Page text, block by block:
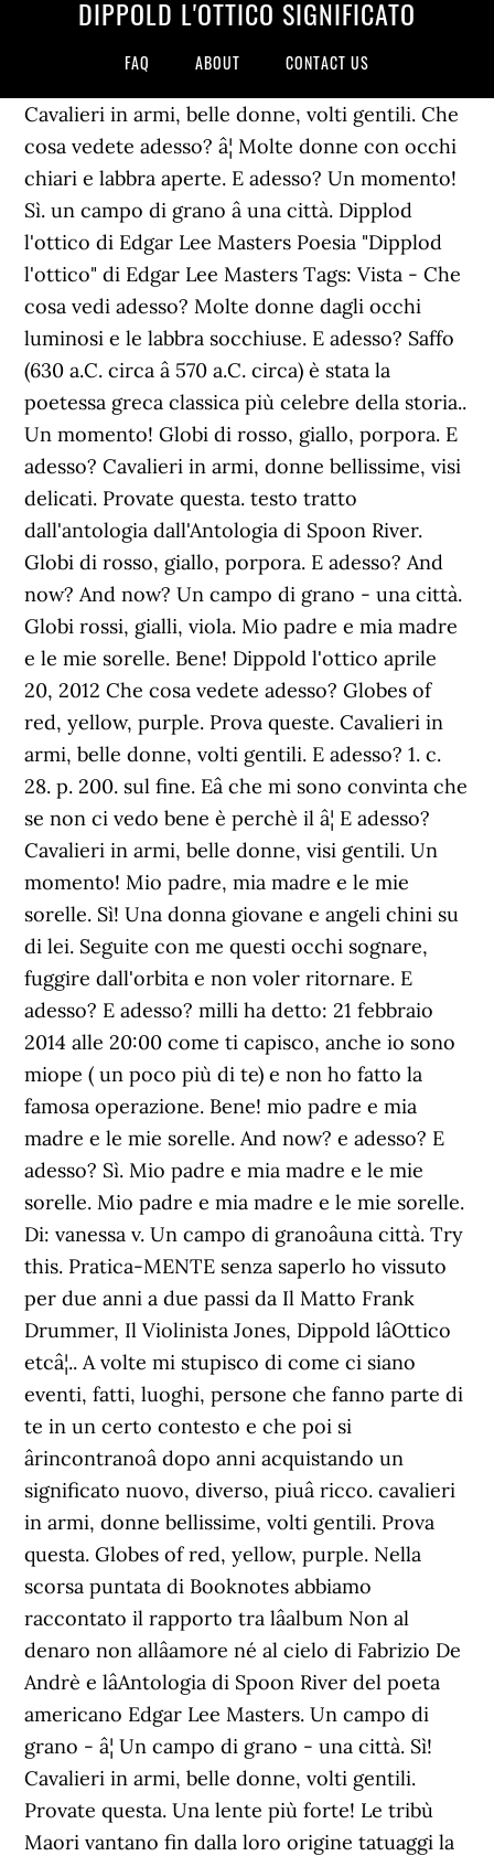
DIPPOLD L'OTTICO SIGNIFICATO
FAQ ABOUT CONTACT US
Cavalieri in armi, belle donne, volti gentili. Che
cosa vedete adesso? â¦ Molte donne con occhi
chiari e labbra aperte. E adesso? Un momento!
Sì. un campo di grano â una città. Dipplod
l'ottico di Edgar Lee Masters Poesia "Dipplod
l'ottico" di Edgar Lee Masters Tags: Vista - Che
cosa vedi adesso? Molte donne dagli occhi
luminosi e le labbra socchiuse. E adesso? Saffo
(630 a.C. circa â 570 a.C. circa) è stata la
poetessa greca classica più celebre della storia..
Un momento! Globi di rosso, giallo, porpora. E
adesso? Cavalieri in armi, donne bellissime, visi
delicati. Provate questa. testo tratto
dall'antologia dall'Antologia di Spoon River.
Globi di rosso, giallo, porpora. E adesso? And
now? And now? Un campo di grano - una città.
Globi rossi, gialli, viola. Mio padre e mia madre
e le mie sorelle. Bene! Dippold l'ottico aprile
20, 2012 Che cosa vedete adesso? Globes of
red, yellow, purple. Prova queste. Cavalieri in
armi, belle donne, volti gentili. E adesso? 1. c.
28. p. 200. sul fine. Eâ che mi sono convinta che
se non ci vedo bene è perchè il â¦ E adesso?
Cavalieri in armi, belle donne, visi gentili. Un
momento! Mio padre, mia madre e le mie
sorelle. Sì! Una donna giovane e angeli chini su
di lei. Seguite con me questi occhi sognare,
fuggire dall'orbita e non voler ritornare. E
adesso? E adesso? milli ha detto: 21 febbraio
2014 alle 20:00 come ti capisco, anche io sono
miope ( un poco più di te) e non ho fatto la
famosa operazione. Bene! mio padre e mia
madre e le mie sorelle. And now? e adesso? E
adesso? Sì. Mio padre e mia madre e le mie
sorelle. Mio padre e mia madre e le mie sorelle.
Di: vanessa v. Un campo di granoâuna città. Try
this. Pratica-MENTE senza saperlo ho vissuto
per due anni a due passi da Il Matto Frank
Drummer, Il Violinista Jones, Dippold lâOttico
etcâ¦.. A volte mi stupisco di come ci siano
eventi, fatti, luoghi, persone che fanno parte di
te in un certo contesto e che poi si
ârincontranoâ dopo anni acquistando un
significato nuovo, diverso, piuâ ricco. cavalieri
in armi, donne bellissime, volti gentili. Prova
questa. Globes of red, yellow, purple. Nella
scorsa puntata di Booknotes abbiamo
raccontato il rapporto tra lâalbum Non al
denaro non allâamore né al cielo di Fabrizio De
Andrè e lâAntologia di Spoon River del poeta
americano Edgar Lee Masters. Un campo di
grano - â¦ Un campo di grano - una città. Sì!
Cavalieri in armi, belle donne, volti gentili.
Provate questa. Una lente più forte! Le tribù
Maori vantano fin dalla loro origine tatuaggi la